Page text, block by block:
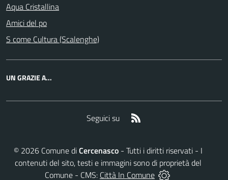
Aqua Cristallina
Amici del po
S come Cultura (Scalenghe)
UN GRAZIE A...
Seguici su
© 2026Comune diCercenasco- Tutti i diritti riservati - I
contenuti del sito, testi e immagini sono di proprietà del
Comune - CMS: Città In Comune